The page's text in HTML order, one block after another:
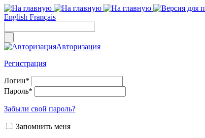
English Français
Авторизация
Регистрация
Логин*
Пароль*
Забыли свой пароль?
Запомнить меня